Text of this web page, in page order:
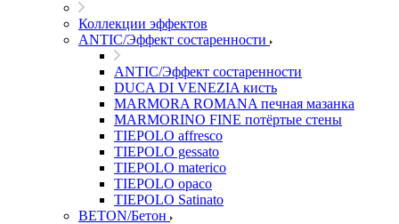
Коллекции эффектов
ANTIC/Эффект состаренности
ANTIC/Эффект состаренности
DUCA DI VENEZIA кисть
MARMORA ROMANA печная мазанка
MARMORINO FINE потёртые стены
TIEPOLO affresco
TIEPOLO gessato
TIEPOLO materico
TIEPOLO opaco
TIEPOLO Satinato
BETON/Бетон